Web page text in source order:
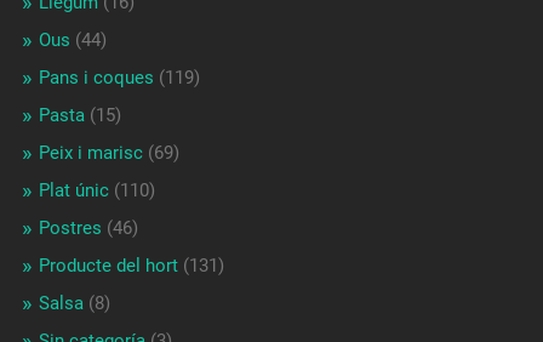
Ous (44)
Pans i coques (119)
Pasta (15)
Peix i marisc(69)
Plat únic(110)
Postres (46)
Producte del hort(131)
Salsa (8)